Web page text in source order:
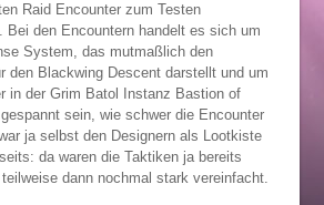
Raid Encounter zum Testen
Bei den Encountern handelt es sich um
System, das mutmaßlich den
den Blackwing Descent darstellt und um
in der Grim Batol Instanz Bastion of
sein, wie schwer die Encounter
ja selbst den Designern als Lootkiste
da waren die Taktiken ja bereits
dann nochmal stark vereinfacht.